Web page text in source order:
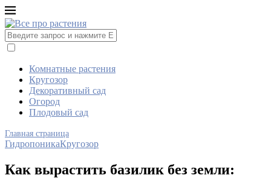
Комнатные растения
Кругозор
Декоративный сад
Огород
Плодовый сад
Главная страница
ГидропоникаКругозор
Как вырастить базилик без земли: